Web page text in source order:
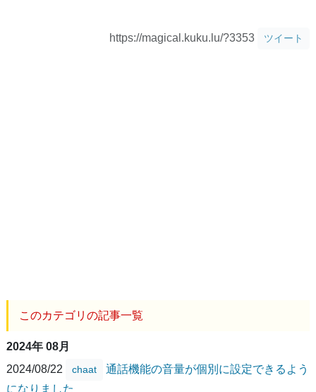
https://magical.kuku.lu/?3353 ツイート
このカテゴリの記事一覧
2024年 08月
2024/08/22
chaat
通話機能の音量が個別に設定できるよう
になりました